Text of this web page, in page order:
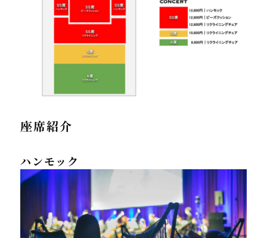
座席紹介
ハンモック